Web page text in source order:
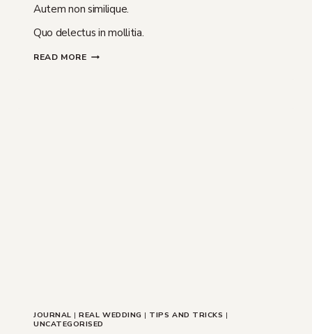
Autem non similique.
Quo delectus in mollitia.
READ MOREDOLORES
JOURNAL |REAL WEDDING | TIPS AND TRICKS |
UNCATEGORISED